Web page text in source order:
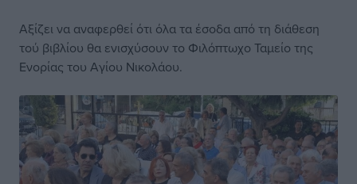
Αξίζει να αναφερθεί ότι όλα τα έσοδα από τη διάθεση
τού βιβλίου θα ενισχύσουν το Φιλόπτωχο Ταμείο της
Ενορίας του Αγίου Νικολάου.